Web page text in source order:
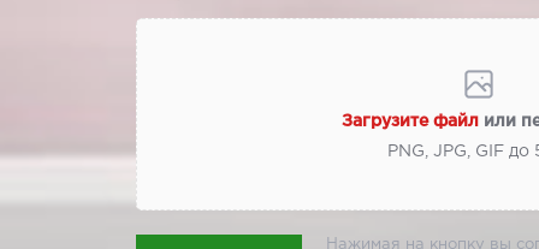
Загрузите файл или
PNG, JPG, GIF до
Нажимая на кнопку вы